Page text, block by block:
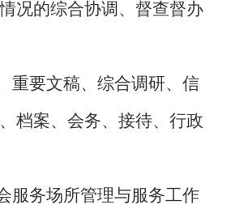
况的综合协调、督查督办
重要文稿、综合调研、信
档案、会务、接待、行政
服务场所管理与服务工作